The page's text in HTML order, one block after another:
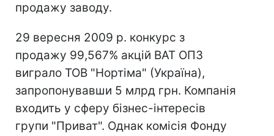
продажу заводу.
29 вересня 2009 р. конкурс з
продажу 99,567% акцій ВАТ ОПЗ
виграло ТОВ "Нортіма" (Україна),
запропонувавши 5 млрд грн. Компанія
входить у сферу бізнес-інтересів
групи "Приват". Однак комісія Фонду